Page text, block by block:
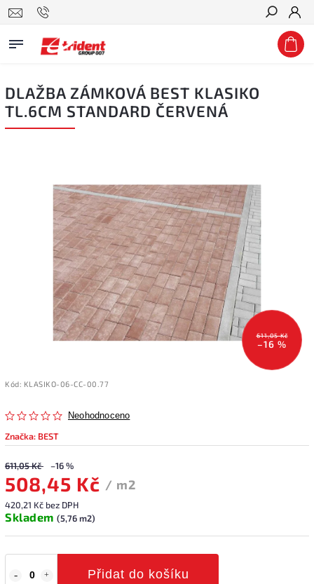
Hledat
DLAŽBA ZÁMKOVÁ BEST KLASIKO
TL.6CM STANDARD ČERVENÁ
611,05 Kč
–16 %
Kód: KLASIKO-06-CC-00.77
Neohodnoceno
Značka: BEST
611,05 Kč –16 %
508,45 Kč / m2
420,21 Kč bez DPH
Skladem (5,76 m2)
Přidat do košíku